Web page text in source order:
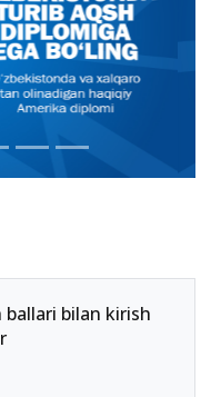
ballari bilan kirish